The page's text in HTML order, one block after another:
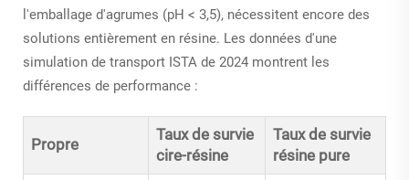
l'emballage d'agrumes (pH < 3,5), nécessitent encore des
solutions entièrement en résine. Les données d'une
simulation de transport ISTA de 2024 montrent les
différences de performance :
Propre
Taux de survie
cire-résine
Taux de survie
résine pure